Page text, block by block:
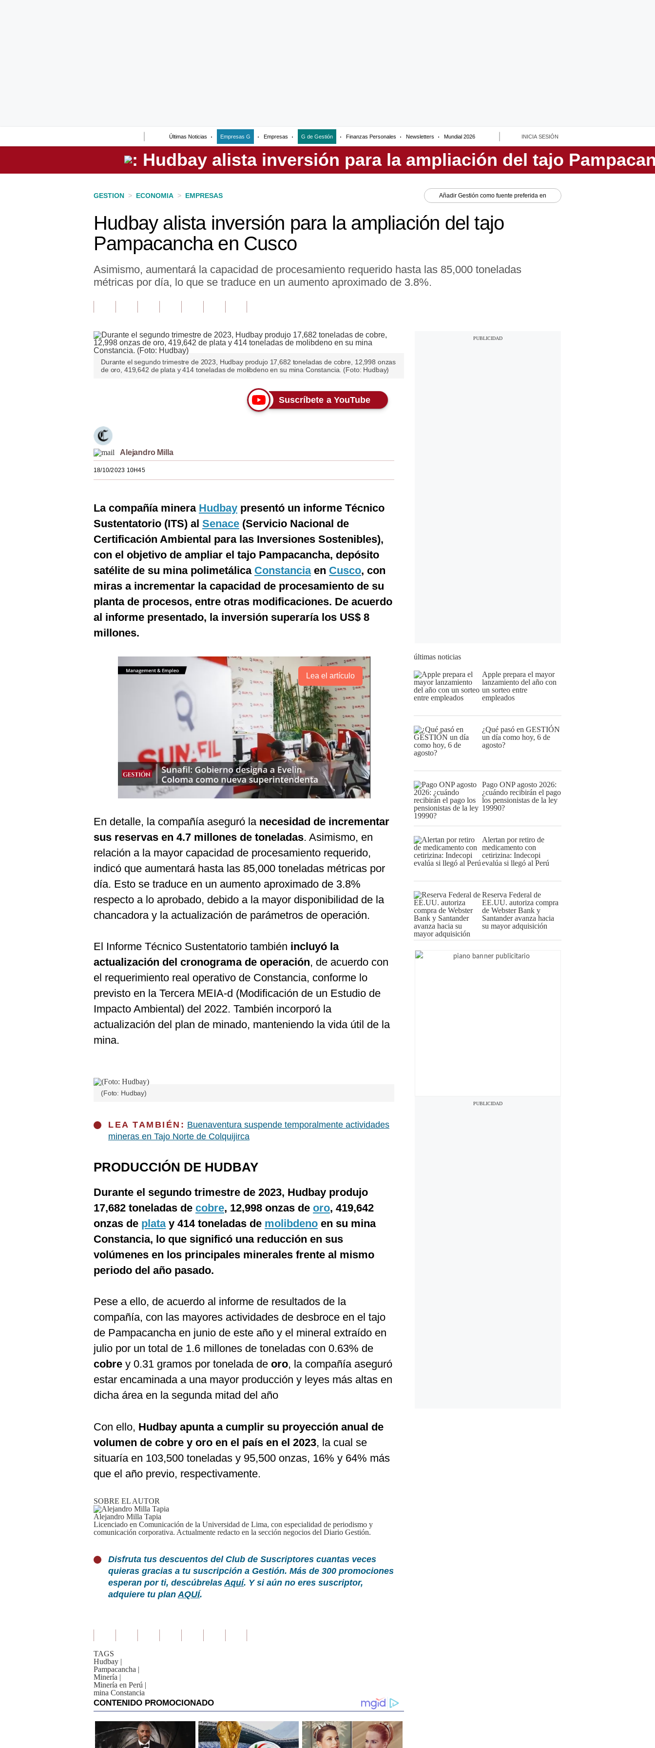
Últimas Noticias Empresas G Empresas G de Gestión Finanzas Personales Newsletters Mundial 2026 INICIA SESIÓN
Perú
GESTION > ECONOMIA > EMPRESAS Añadir Gestión como fuente preferida en
Hudbay alista inversión para la ampliación del tajo
Pampacancha en Cusco
Asimismo, aumentará la capacidad de procesamiento requerido hasta las 85,000 toneladas
métricas por día, lo que se traduce en un aumento aproximado de 3.8%.
Durante el segundo trimestre de 2023, Hudbay produjo 17,682 toneladas de cobre, 12,998 onzas
de oro, 419,642 de plata y 414 toneladas de molibdeno en su mina Constancia. (Foto: Hudbay)
Suscríbete a YouTube
Alejandro Milla
18/10/2023 10H45
La compañía minera Hudbay presentó un informe Técnico
Sustentatorio (ITS) al Senace (Servicio Nacional de
Certificación Ambiental para las Inversiones Sostenibles),
con el objetivo de ampliar el tajo Pampacancha, depósito
satélite de su mina polimetálica Constanciaen Cusco, con
miras a incrementar la capacidad de procesamiento de su
planta de procesos, entre otras modificaciones. De acuerdo
al informe presentado, la inversión superaría los US$ 8
millones.
Lea el artículo
En detalle, la compañía aseguró la necesidad de incrementar
sus reservas en 4.7 millones de toneladas. Asimismo, en
relación a la mayor capacidad de procesamiento requerido,
indicó que aumentará hasta las 85,000 toneladas métricas por
día. Esto se traduce en un aumento aproximado de 3.8%
respecto a lo aprobado, debido a la mayor disponibilidad de la
chancadora y la actualización de parámetros de operación.
El Informe Técnico Sustentatorio también incluyó la
actualización del cronograma de operación, de acuerdo con
el requerimiento real operativo de Constancia, conforme lo
previsto en la Tercera MEIA-d (Modificación de un Estudio de
Impacto Ambiental) del 2022. También incorporó la
actualización del plan de minado, manteniendo la vida útil de la
mina.
(Foto: Hudbay)
LEA TAMBIÉN: Buenaventura suspende temporalmente actividades
mineras en Tajo Norte de Colquijirca
PRODUCCIÓN DE HUDBAY
Durante el segundo trimestre de 2023, Hudbay produjo
17,682 toneladas de cobre, 12,998 onzas de oro, 419,642
onzas de platay 414 toneladas de molibdeno en su mina
Constancia, lo que significó una reducción en sus
volúmenes en los principales minerales frente al mismo
periodo del año pasado.
Pese a ello, de acuerdo al informe de resultados de la
compañía, con las mayores actividades de desbroce en el tajo
de Pampacancha en junio de este año y el mineral extraído en
julio por un total de 1.6 millones de toneladas con 0.63% de
cobre y 0.31 gramos por tonelada de oro, la compañía aseguró
estar encaminada a una mayor producción y leyes más altas en
dicha área en la segunda mitad del año
Con ello, Hudbay apunta a cumplir su proyección anual de
volumen de cobre y oro en el país en el 2023, la cual se
situaría en 103,500 toneladas y 95,500 onzas, 16% y 64% más
que el año previo, respectivamente.
SOBRE EL AUTOR
Alejandro Milla Tapia
Licenciado en Comunicación de la Universidad de Lima, con especialidad de periodismo y
comunicación corporativa. Actualmente redacto en la sección negocios del Diario Gestión.
Disfruta tus descuentos del Club de Suscriptores cuantas veces
quieras gracias a tu suscripción a Gestión. Más de 300 promociones
esperan por ti, descúbrelasAquí. Y si aún no eres suscriptor,
adquiere tu planAQUÍ.
TAGS
Hudbay |
Pampacancha |
Minería |
Minería en Perú |
mina Constancia
últimas noticias
Apple prepara el mayor
lanzamiento del año con
un sorteo entre
empleados
¿Qué pasó en GESTIÓN
un día como hoy, 6 de
agosto?
Pago ONP agosto 2026:
¿cuándo recibirán el pago
los pensionistas de la ley
19990?
Alertan por retiro de
medicamento con
cetirizina: Indecopi
evalúa si llegó al Perú
Reserva Federal de
EE.UU. autoriza compra
de Webster Bank y
Santander avanza hacia
su mayor adquisición